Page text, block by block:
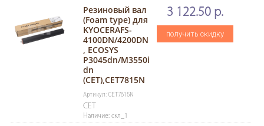
Резиновый вал
(Foam type) для
KYOCERAFS-
4100DN/4200DN
, ECOSYS
P3045dn/M3550i
dn
(CET),CET7815N
Артикул: CET7815N
CET
Наличие: скл_1
3 122.50 р.
получить скидку